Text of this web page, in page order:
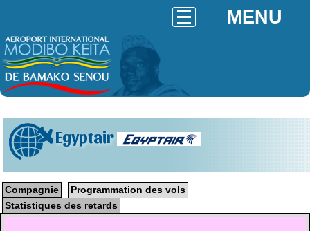
MENU
Egyptair
Compagnie
Programmation des vols
Statistiques des retards